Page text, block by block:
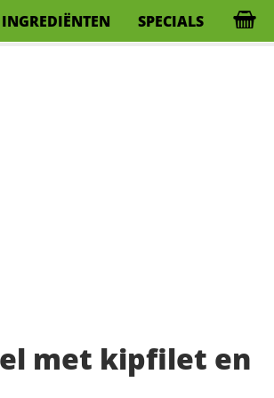
INGREDIËNTEN SPECIALS
met kipfilet en